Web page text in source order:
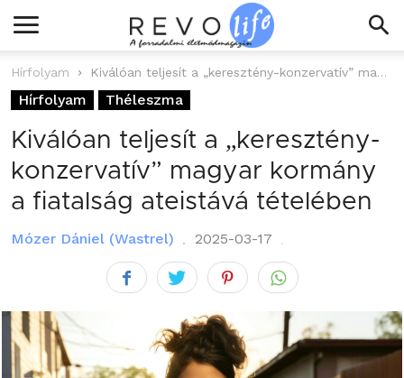
Hírfolyam Kiválóan teljesít a „keresztény-konzervatív” magyar kormány a fiatalság ateistává tételében
Hírfolyam Théleszma
Kiválóan teljesít a „keresztény-
konzervatív” magyar kormány
a fiatalság ateistává tételében
Mózer Dániel (Wastrel) 2025-03-17